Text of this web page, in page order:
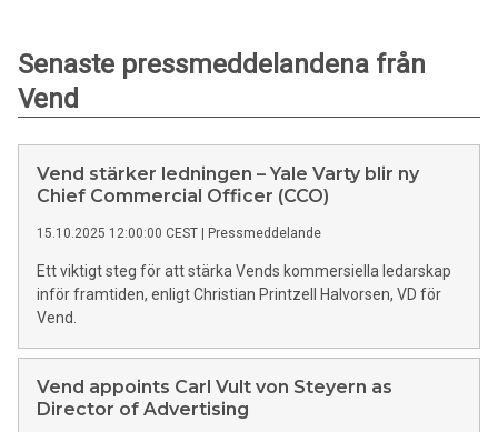
Senaste pressmeddelandena från
Vend
Vend stärker ledningen – Yale Varty blir ny
Chief Commercial Officer (CCO)
15.10.2025 12:00:00 CEST | Pressmeddelande
Ett viktigt steg för att stärka Vends kommersiella ledarskap
inför framtiden, enligt Christian Printzell Halvorsen, VD för
Vend.
Vend appoints Carl Vult von Steyern as
Director of Advertising